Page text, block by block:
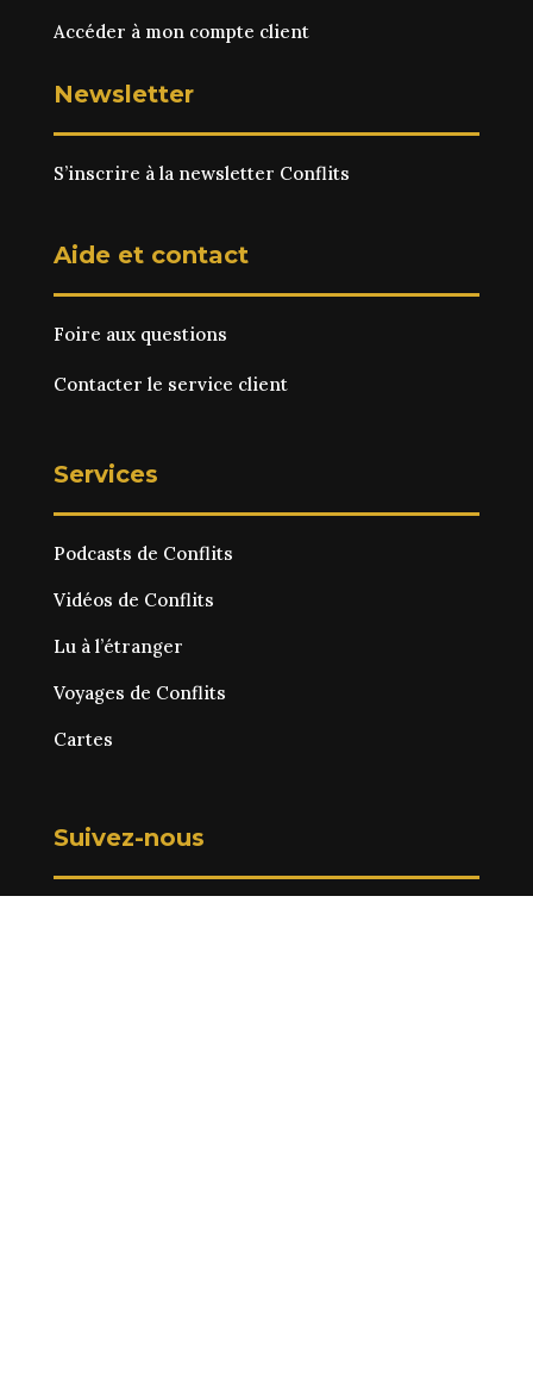
Accéder à mon compte client
Newsletter
S’inscrire à la newsletter Conflits
Aide et contact
Foire aux questions
Contacter le service client
Services
Podcasts de Conflits
Vidéos de Conflits
Lu à l’étranger
Voyages de Conflits
Cartes
Suivez-nous